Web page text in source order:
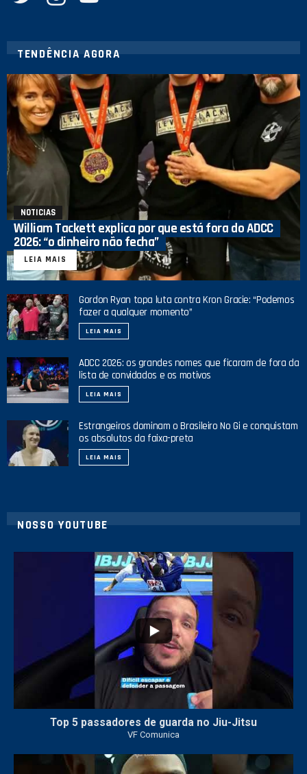
TENDÊNCIA AGORA
NOTICIAS
William Tackett explica por que está fora do ADCC
2026: “o dinheiro não fecha”
LEIA MAIS
Gordon Ryan topa luta contra Kron Gracie: “Podemos
fazer a qualquer momento”
LEIA MAIS
ADCC 2026: os grandes nomes que ficaram de fora da
lista de convidados e os motivos
LEIA MAIS
Estrangeiros dominam o Brasileiro No Gi e conquistam
os absolutos da faixa-preta
LEIA MAIS
NOSSO YOUTUBE
Top 5 passadores de guarda no Jiu-Jitsu
VF Comunica